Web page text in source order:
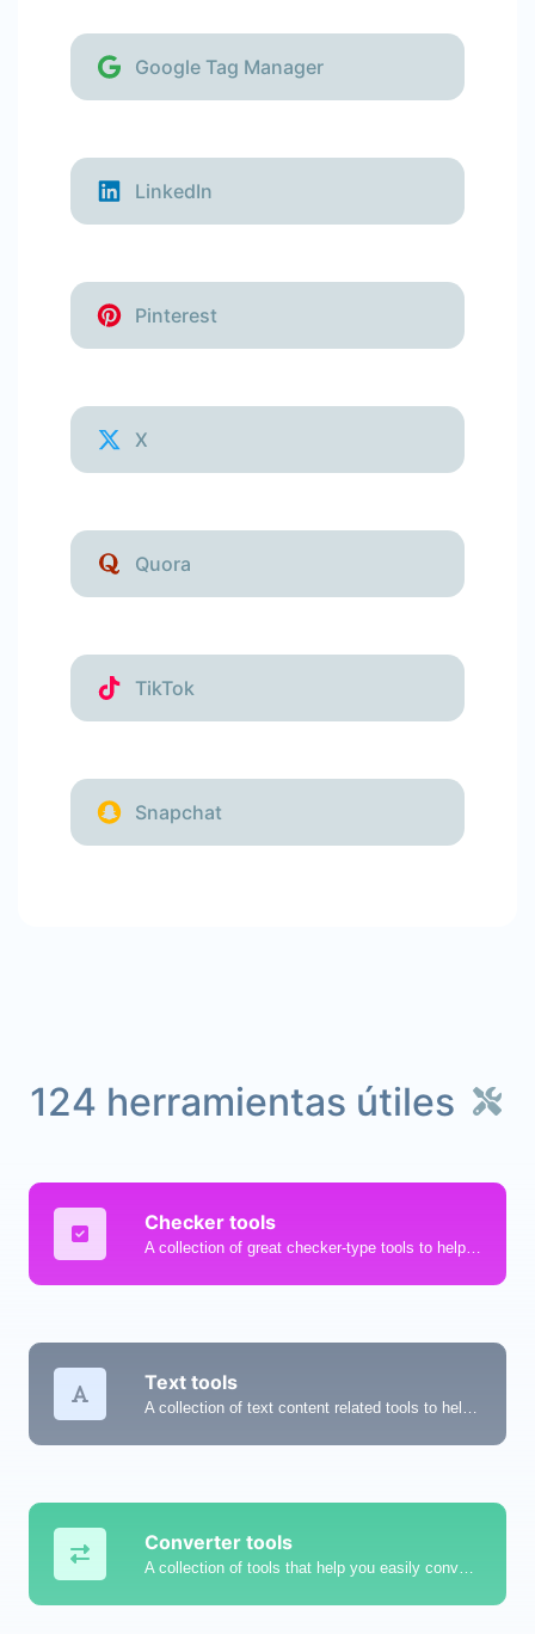
Google Tag Manager
LinkedIn
Pinterest
X
Quora
TikTok
Snapchat
124 herramientas útiles
Checker tools
Text tools
Converter tools